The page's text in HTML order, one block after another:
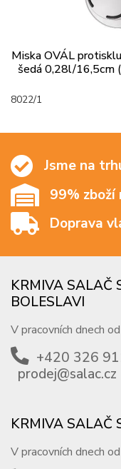
Miska OVÁL
šedá 0,28l/16,5cm
8022/1
Jsme na
99% zboží
Doprava
KRMIVA SALAČ
BOLESLAVI
V pracovních dnech
+420 326
prodej@salac.cz
KRMIVA SALAČ
V pracovních dnech